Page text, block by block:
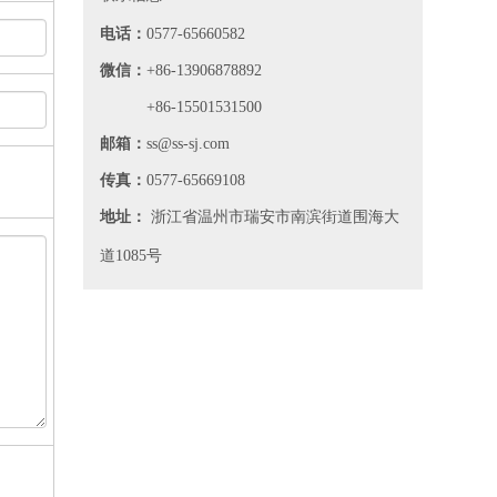
电话： 0577-65660582
微信： +86-13906878892
+86-15501531500
邮箱： ss@ss-sj.com
传真： 0577-65669108
地址： 浙江省温州市瑞安市南滨街道围海大
道1085号